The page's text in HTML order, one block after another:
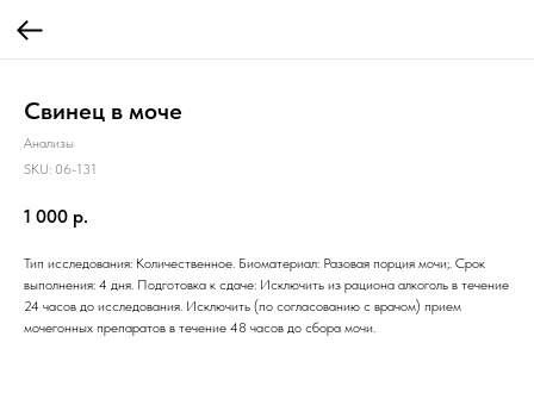
Свинец в моче
Анализы
SKU: 06-131
1 000 р.
Тип исследования: Количественное. Биоматериал: Разовая порция мочи;. Срок
выполнения: 4 дня. Подготовка к сдаче: Исключить из рациона алкоголь в течение
24 часов до исследования. Исключить (по согласованию с врачом) прием
мочегонных препаратов в течение 48 часов до сбора мочи.